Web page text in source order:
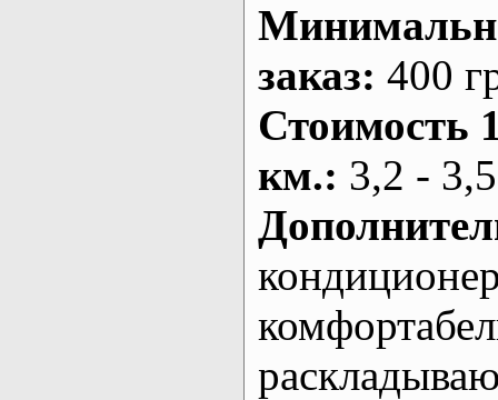
заказ: 400
Стоимость
км.: 3,2 -